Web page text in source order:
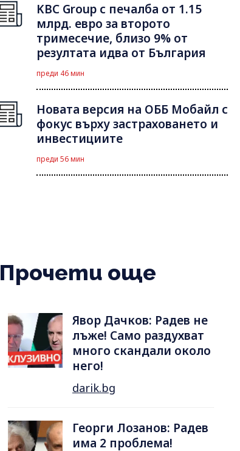
KBC Group с печалба от 1.15
млрд. евро за второто
тримесечие, близо 9% от
резултата идва от България
преди 46 мин
Новата версия на ОББ Мобайл с
фокус върху застраховането и
инвестициите
преди 56 мин
Прочети още
Явор Дачков: Радев не
лъже! Само раздухват
много скандали около
него!
darik.bg
Георги Лозанов: Радев
има 2 проблема!